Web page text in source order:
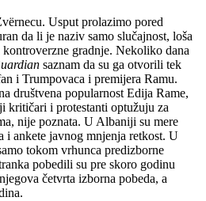
Usput prolazimo pored
da li je naziv samo slučajnost, loša
gradnje. Nekoliko dana
saznam da su ga otvorili tek
i Trumpovaca i premijera Ramu.
društvena popularnost Edija Rame,
kritičari i protestanti optužuju za
nije poznata. U Albaniji su mere
i ankete javnog mnjenja retkost. U
tokom vrhunca predizborne
pobedili su pre skoro godinu
četvrta izborna pobeda, a